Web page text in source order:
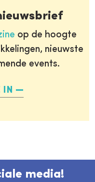
op de hoogte
nieuwste
events.
IN
media!